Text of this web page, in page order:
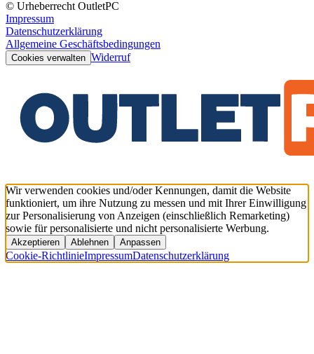
© Urheberrecht OutletPC
Impressum
Datenschutzerklärung
Allgemeine Geschäftsbedingungen
Cookies verwalten Widerruf
Wir verwenden cookies und/oder Kennungen, damit die Website
funktioniert, um ihre Nutzung zu messen und mit Ihrer Einwilligung
zur Personalisierung von Anzeigen (einschließlich Remarketing)
sowie für personalisierte und nicht personalisierte Werbung.
Akzeptieren Ablehnen Anpassen
Cookie-RichtlinieImpressumDatenschutzerklärung